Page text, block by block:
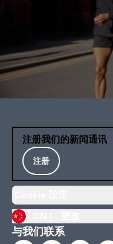
注册我们的新闻通讯
注册
与我们联系